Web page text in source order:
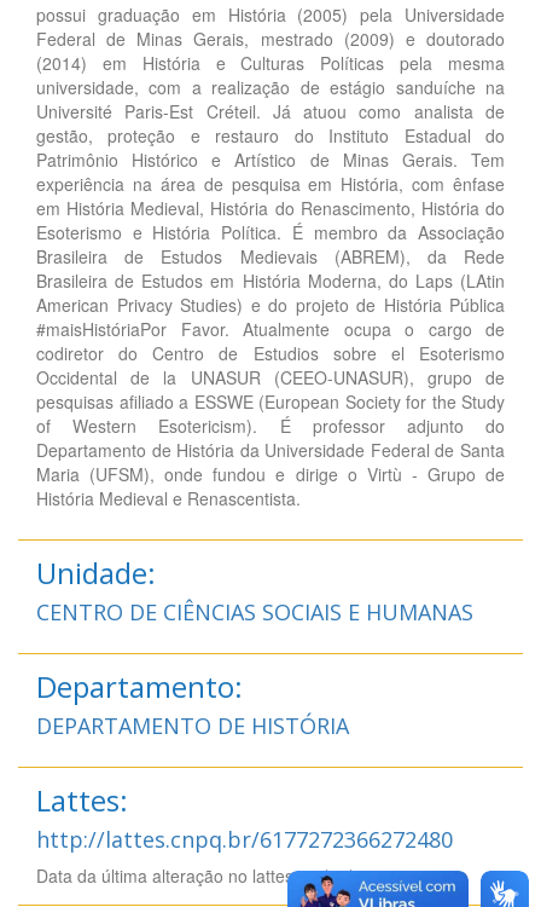
possui graduação em História (2005) pela Universidade
Federal de Minas Gerais, mestrado (2009) e doutorado
(2014) em História e Culturas Políticas pela mesma
universidade, com a realização de estágio sanduíche na
Université Paris-Est Créteil. Já atuou como analista de
gestão, proteção e restauro do Instituto Estadual do
Patrimônio Histórico e Artístico de Minas Gerais. Tem
experiência na área de pesquisa em História, com ênfase
em História Medieval, História do Renascimento, História do
Esoterismo e História Política. É membro da Associação
Brasileira de Estudos Medievais (ABREM), da Rede
Brasileira de Estudos em História Moderna, do Laps (LAtin
American Privacy Studies) e do projeto de História Pública
#maisHistóriaPor Favor. Atualmente ocupa o cargo de
codiretor do Centro de Estudios sobre el Esoterismo
Occidental de la UNASUR (CEEO-UNASUR), grupo de
pesquisas afiliado a ESSWE (European Society for the Study
of Western Esotericism). É professor adjunto do
Departamento de História da Universidade Federal de Santa
Maria (UFSM), onde fundou e dirige o Virtù - Grupo de
História Medieval e Renascentista.
Unidade:
CENTRO DE CIÊNCIAS SOCIAIS E HUMANAS
Departamento:
DEPARTAMENTO DE HISTÓRIA
Lattes:
http://lattes.cnpq.br/6177272366272480
Data da última alteração no lattes: 21/07/2026 12:07